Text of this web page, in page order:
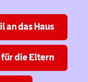
an das Haus
die Eltern